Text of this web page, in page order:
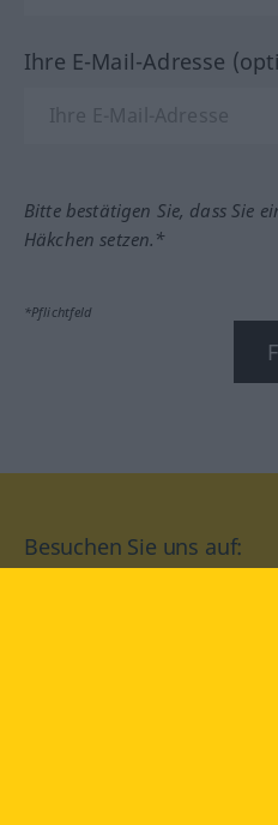
Ihre E-Mail-Adresse
Bitte bestätigen Sie, dass Sie
Häkchen setzen.*
*Pflichtfeld
Besuchen Sie uns auf: